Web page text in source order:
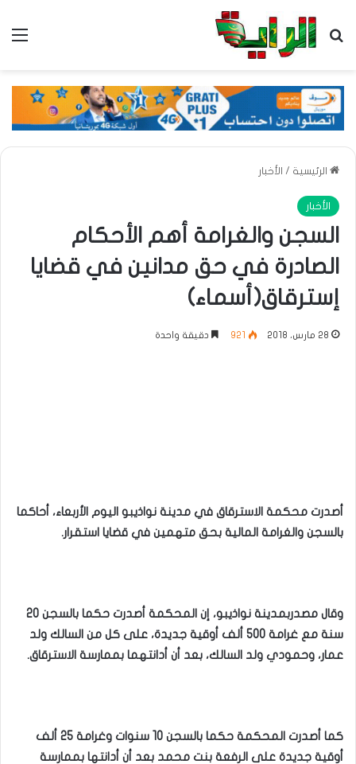
بحث عن
الرئيسية / الأخبار
الأخبار
السجن والغرامة أهم الأحكام
الصادرة في حق مدانين في قضايا
إسترقاق(أسماء)
28 مارس، 2018 921 دقيقة واحدة
أصدرت محكمة الاسترقاق في مدينة نواذيبو اليوم الأربعاء، أحاكما
بالسجن والغرامة المالية بحق متهمين في قضايا استقرار.
وقال مصدربمدينة نواذيبو، إن المحكمة أصدرت حكما بالسجن 20
سنة مع غرامة 500 ألف أوقية جديدة، على كل من السالك ولد
عمار، وحمودي ولد السالك، بعد أن أدانتهما بممارسة الاسترقاق.
كما أصدرت المحكمة حكما بالسجن 10 سنوات وغرامة 25 ألف
أوقية جديدة على الرفعة بنت محمد بعد أن أدانتها بممارسة